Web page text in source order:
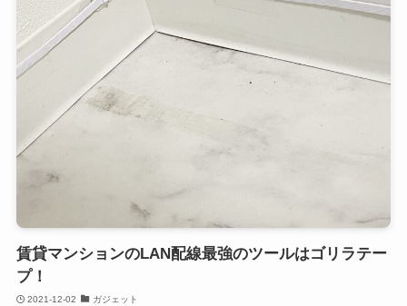
賃貸マンションのLAN配線最強のツールはゴリラテー
プ！
2021-12-02 ガジェット